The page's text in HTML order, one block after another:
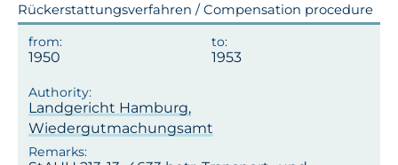
Rückerstattungsverfahren / Compensation procedure
1950 1953
Landgericht Hamburg,
Wiedergutmachungsamt